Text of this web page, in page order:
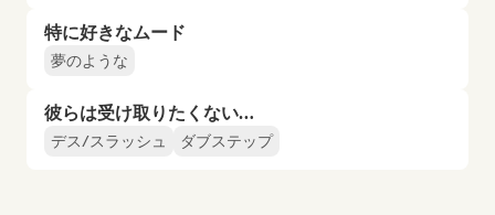
特に好きなムード
夢のような
彼らは受け取りたくない…
デス/スラッシュ ダブステップ